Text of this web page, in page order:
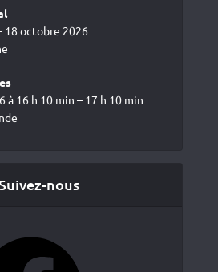
18 octobre 2026
à 16 h 10 min – 17 h 10 min
nous